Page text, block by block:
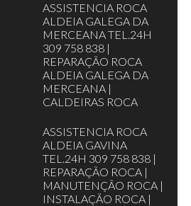
ASSISTENCIA ROCA
ALDEIA GALEGA DA
MERCEANA TEL.24H
309 758 838 |
REPARAÇÃO ROCA
ALDEIA GALEGA DA
MERCEANA |
CALDEIRAS ROCA
ASSISTENCIA ROCA
ALDEIA GAVINA
TEL.24H 309 758 838 |
REPARAÇÃO ROCA |
MANUTENÇÃO ROCA |
INSTALAÇÃO ROCA |